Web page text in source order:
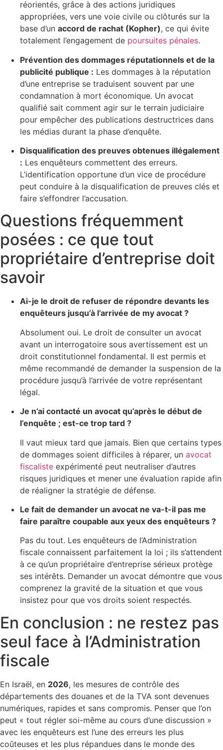
réorientés, grâce à des actions juridiques
appropriées, vers une voie civile ou clôturés sur la
base d’un accord de rachat (Kopher), ce qui évite
totalement l’engagement de poursuites pénales.
Prévention des dommages réputationnels et de la
publicité publique : Les dommages à la réputation
d’une entreprise se traduisent souvent par une
condamnation à mort économique. Un avocat
qualifié sait comment agir sur le terrain judiciaire
pour empêcher des publications destructrices dans
les médias durant la phase d’enquête.
Disqualification des preuves obtenues illégalement
: Les enquêteurs commettent des erreurs.
L’identification opportune d’un vice de procédure
peut conduire à la disqualification de preuves clés et
faire s’effondrer l’accusation.
Questions fréquemment
posées : ce que tout
propriétaire d’entreprise doit
savoir
Ai-je le droit de refuser de répondre devants les
enquêteurs jusqu’à l’arrivée de my avocat ?
Absolument oui. Le droit de consulter un avocat
avant un interrogatoire sous avertissement est un
droit constitutionnel fondamental. Il est permis et
même recommandé de demander la suspension de la
procédure jusqu’à l’arrivée de votre représentant
légal.
Je n’ai contacté un avocat qu’après le début de
l’enquête ; est-ce trop tard ?
Il vaut mieux tard que jamais. Bien que certains types
de dommages soient difficiles à réparer, un avocat
fiscaliste expérimenté peut neutraliser d’autres
risques juridiques et mener une évaluation rapide afin
de réaligner la stratégie de défense.
Le fait de demander un avocat ne va-t-il pas me
faire paraître coupable aux yeux des enquêteurs ?
Pas du tout. Les enquêteurs de l’Administration
fiscale connaissent parfaitement la loi ; ils s’attendent
à ce qu’un propriétaire d’entreprise sérieux protège
ses intérêts. Demander un avocat démontre que vous
comprenez la gravité de la situation et que vous
insistez pour que vos droits soient respectés.
En conclusion : ne restez pas
seul face à l’Administration
fiscale
En Israël, en 2026, les mesures de contrôle des
départements des douanes et de la TVA sont devenues
numériques, rapides et sans compromis. Penser que l’on
peut « tout régler soi-même au cours d’une discussion »
avec les enquêteurs est l’une des erreurs les plus
coûteuses et les plus répandues dans le monde des